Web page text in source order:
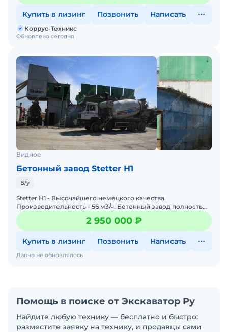
Купить в лизинг Позвонить Написать
Обновлено сегодня
Коррус-Техникс
Видное
Бетонный завод Stetter Н1
Б/у
Stetter Н1 - Высочайшего немецкого качества.
Производительность - 56 м3/ч. Бетонный завод полностью
укомплектован, за исключением: - операторской с
силовыми каб
2 950 000 ₽
Купить в лизинг Позвонить Написать
Давно не обновлялось
Помощь в поиске от Экскаватор Ру
Найдите любую технику — бесплатно и быстро:
разместите заявку на технику, и продавцы сами